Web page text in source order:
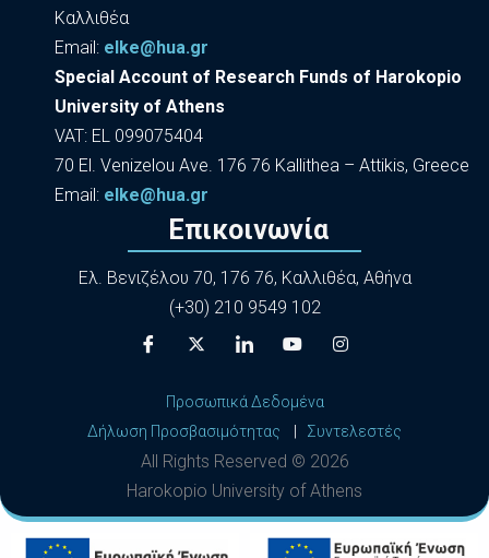
Καλλιθέα
Εmail: elke@hua.gr
Special Account of Research Funds of Harokopio
University of Athens
VAT: EL 099075404
70 El. Venizelou Ave. 176 76 Kallithea – Attikis, Greece
Εmail: elke@hua.gr
Επικοινωνία
Ελ. Βενιζέλου 70, 176 76, Καλλιθέα, Αθήνα
(+30) 210 9549 102
Προσωπικά Δεδομένα
Δήλωση Προσβασιμότητας
Συντελεστές
All Rights Reserved © 2026
Harokopio University of Athens